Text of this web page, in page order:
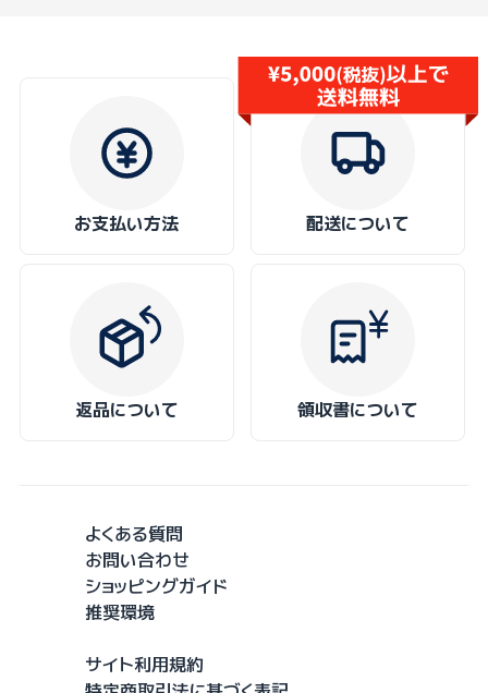
お支払い方法 配送について
返品について 領収書について
よくある質問
お問い合わせ
ショッピングガイド
推奨環境
サイト利用規約